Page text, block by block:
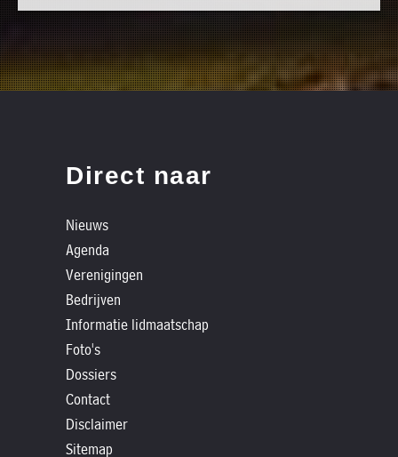
Direct naar
Nieuws
Agenda
Verenigingen
Bedrijven
Informatie lidmaatschap
Foto's
Dossiers
Contact
Disclaimer
Sitemap